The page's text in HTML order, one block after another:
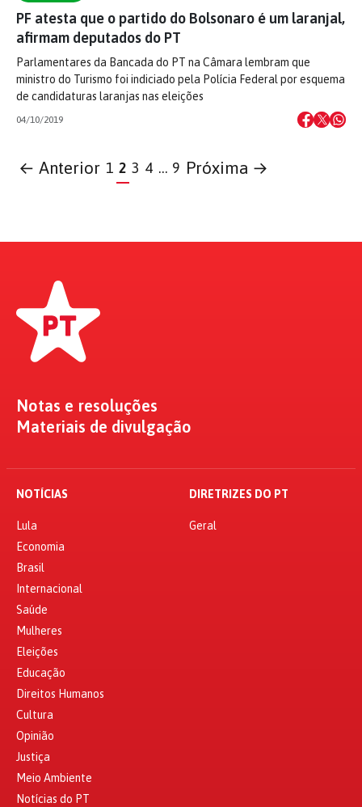
PF atesta que o partido do Bolsonaro é um laranjal,
afirmam deputados do PT
Parlamentares da Bancada do PT na Câmara lembram que
ministro do Turismo foi indiciado pela Polícia Federal por esquema
de candidaturas laranjas nas eleições
04/10/2019
← Anterior 1 2 3 4 … 9 Próxima →
Notas e resoluções
Materiais de divulgação
NOTÍCIAS
Lula
Economia
Brasil
Internacional
Saúde
Mulheres
Eleições
Educação
Direitos Humanos
Cultura
Opinião
Justiça
Meio Ambiente
Notícias do PT
DIRETRIZES DO PT
Geral